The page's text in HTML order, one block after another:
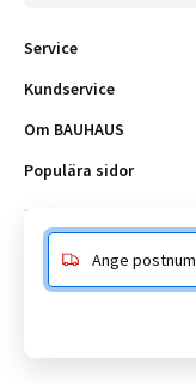
Service
Kundservice
Om BAUHAUS
Populära sidor
Ange